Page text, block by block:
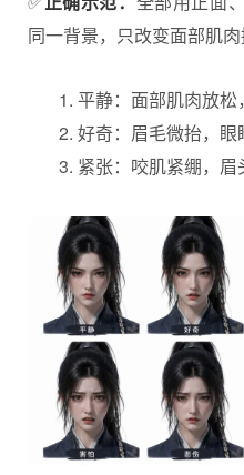
同一背景，只改变面部肌肉
平静：面部肌肉放
好奇：眉毛微抬，
紧张：咬肌紧绷，